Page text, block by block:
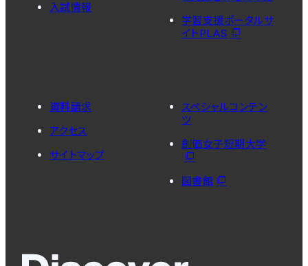
入試情報
学習支援ポータルサ
イトPLAS
資料請求
アクセス
サイトマップ
スペシャルコンテン
ツ
創価女子短期大学
図書館